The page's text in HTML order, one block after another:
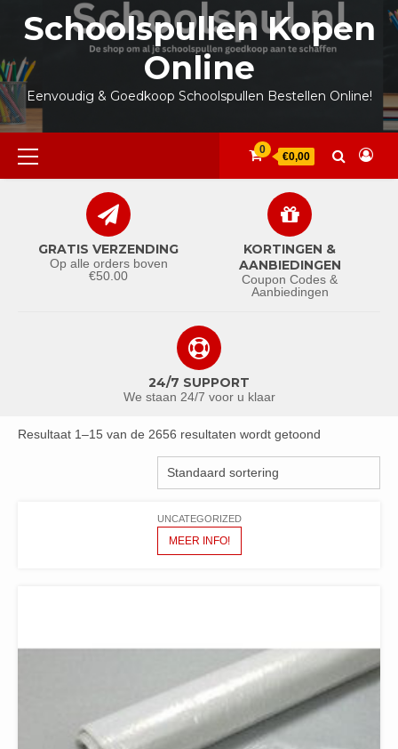
inhoud
Schoolspullen Kopen
Online
Eenvoudig & Goedkoop Schoolspullen Bestellen Online!
Primair
menu
0
€0,00
GRATIS VERZENDING
Op alle orders boven
€50.00
KORTINGEN &
AANBIEDINGEN
Coupon Codes &
Aanbiedingen
24/7 SUPPORT
We staan 24/7 voor u klaar
Resultaat 1–15 van de 2656 resultaten wordt getoond
UNCATEGORIZED
MEER INFO!